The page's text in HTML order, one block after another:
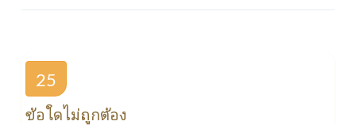
25
ข้อใดไม่ถูกต้อง